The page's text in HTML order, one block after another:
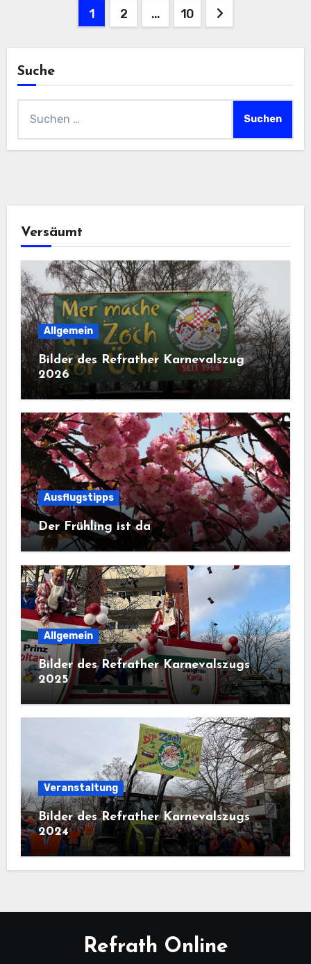
Seitennummerierung
Beiträge
1 2 … 10
Suche
nach:
Versäumt
Allgemein
Bilder des Refrather Karnevalszug
2026
Ausflugstipps
Der Frühling ist da
Allgemein
Bilder des Refrather Karnevalszugs
2025
Veranstaltung
Bilder des Refrather Karnevalszugs
2024
Refrath Online